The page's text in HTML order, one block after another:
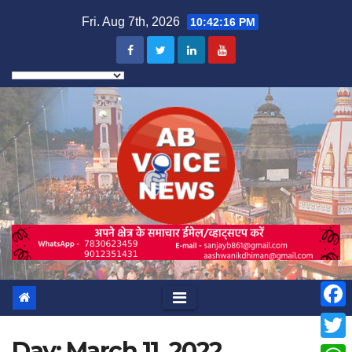
Fri. Aug 7th, 2026 10:42:17 PM
F
a